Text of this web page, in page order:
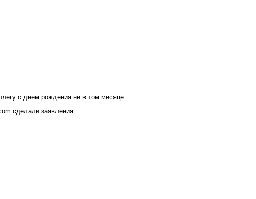
с днем рождения не в том месяце
сделали заявления